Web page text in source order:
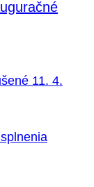
11. 4.